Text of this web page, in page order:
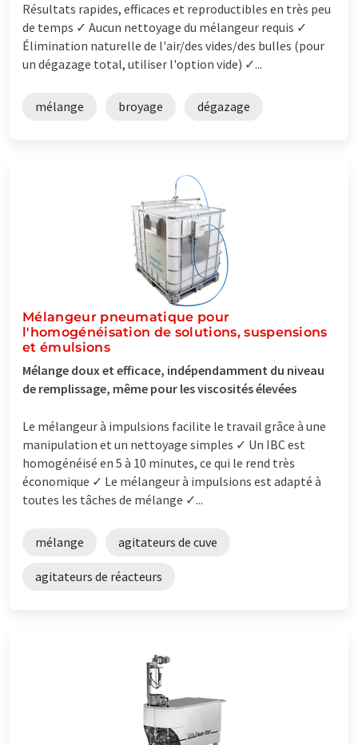
Résultats rapides, efficaces et reproductibles en très peu
de temps ✓ Aucun nettoyage du mélangeur requis ✓
Élimination naturelle de l'air/des vides/des bulles (pour
un dégazage total, utiliser l'option vide) ✓...
mélange broyage dégazage
Mélangeur pneumatique pour
l'homogénéisation de solutions, suspensions
et émulsions
Mélange doux et efficace, indépendamment du niveau
de remplissage, même pour les viscosités élevées
Le mélangeur à impulsions facilite le travail grâce à une
manipulation et un nettoyage simples ✓ Un IBC est
homogénéisé en 5 à 10 minutes, ce qui le rend très
économique ✓ Le mélangeur à impulsions est adapté à
toutes les tâches de mélange ✓...
mélange agitateurs de cuve
agitateurs de réacteurs